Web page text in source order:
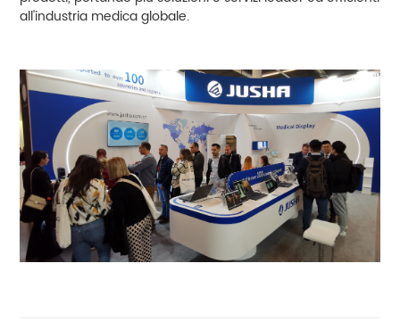
all'industria medica globale.